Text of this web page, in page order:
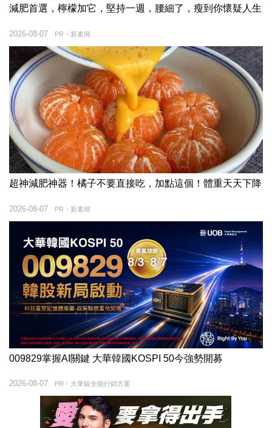
減肥首選，檸檬加它，堅持一週，腰細了，瘦到你懷疑人生
PR・新素簡
2026-08-07
超神減肥神器！橘子不要直接吃，加點這個！體重天天下降
PR・新素簡
2026-08-07
009829掌握AI關鍵 大華韓國KOSPI 50今強勢開募
PR・大華銀全能行銷方案
2026-08-07